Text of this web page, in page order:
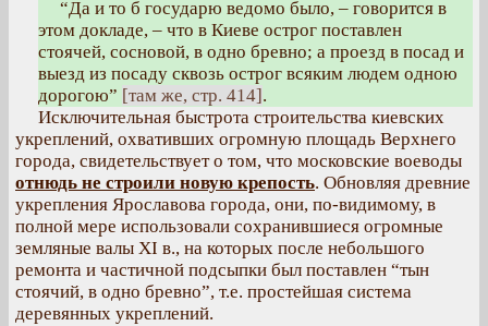
“Да и то б государю ведомо было, – говорится в
этом докладе, – что в Киеве острог поставлен
стоячей, сосновой, в одно бревно; а проезд в посад и
выезд из посаду сквозь острог всяким людем одною
дорогою” [там же, стр. 414].
Исключительная быстрота строительства киевских
укреплений, охвативших огромную площадь Верхнего
города, свидетельствует о том, что московские воеводы
отнюдь не строили новую крепость. Обновляя древние
укрепления Ярославова города, они, по-видимому, в
полной мере использовали сохранившиеся огромные
земляные валы XI в., на которых после небольшого
ремонта и частичной подсыпки был поставлен “тын
стоячий, в одно бревно”, т.е. простейшая система
деревянных укреплений.